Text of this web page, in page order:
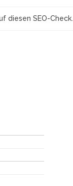
diesen SEO-Check.